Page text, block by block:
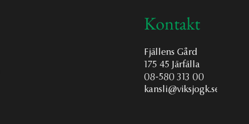
Kontakt
Fjällens Gård
175 45 Järfälla
08-580 313 00
kansli@viksjogk.se